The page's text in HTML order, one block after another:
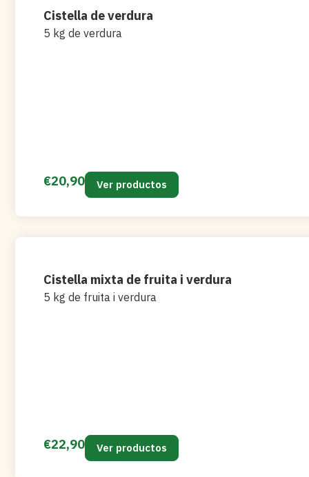
Cistella de verdura
5 kg de verdura
€20,90 Ver productos
Cistella mixta de fruita i verdura
5 kg de fruita i verdura
€22,90 Ver productos